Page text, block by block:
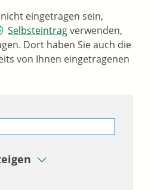
eingetragen sein,
Selbsteintragverwenden,
Dort haben Sie auch die
von Ihnen eingetragenen